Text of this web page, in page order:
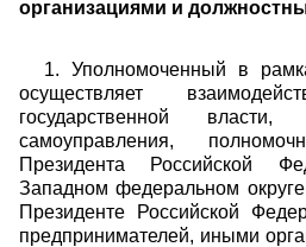
организациями и
1. Уполномоченный в
осуществляет
государственной
самоуправления,
Президента Российской
Западном федеральном
Президенте Российской
предпринимателей, иными